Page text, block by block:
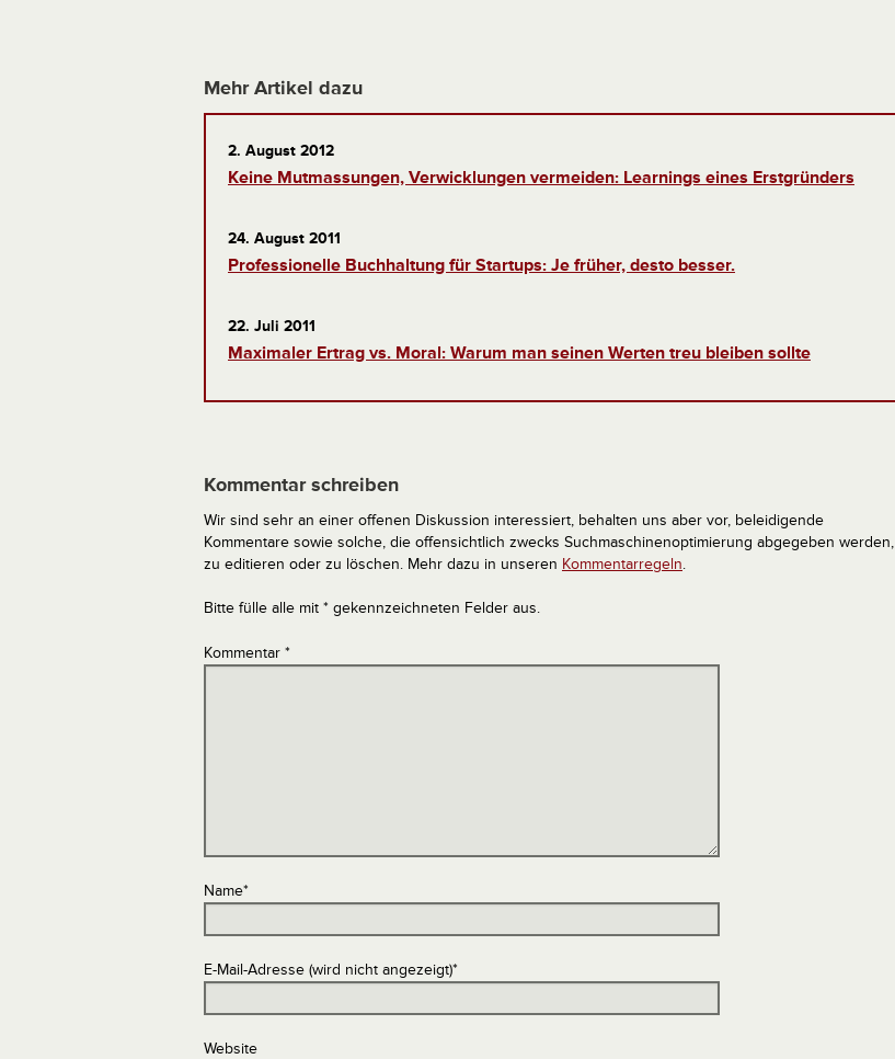
Mehr Artikel dazu
2. August 2012
Keine Mutmassungen, Verwicklungen vermeiden: Learnings eines Erstgründers
24. August 2011
Professionelle Buchhaltung für Startups: Je früher, desto besser.
22. Juli 2011
Maximaler Ertrag vs. Moral: Warum man seinen Werten treu bleiben sollte
Kommentar schreiben
Wir sind sehr an einer offenen Diskussion interessiert, behalten uns aber vor, beleidigende
Kommentare sowie solche, die offensichtlich zwecks Suchmaschinenoptimierung abgegeben werden,
zu editieren oder zu löschen. Mehr dazu in unseren Kommentarregeln.
Bitte fülle alle mit * gekennzeichneten Felder aus.
Kommentar *
Name*
E-Mail-Adresse (wird nicht angezeigt)*
Website